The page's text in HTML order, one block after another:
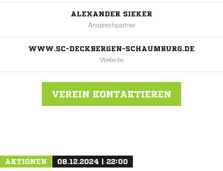
ALEXANDER SIEKER
Ansprechpartner
WWW.SC-DECKBERGEN-SCHAUMBURG.DE
Website
VEREIN KONTAKTIEREN
AKTIONEN 08.12.2024 | 22:00